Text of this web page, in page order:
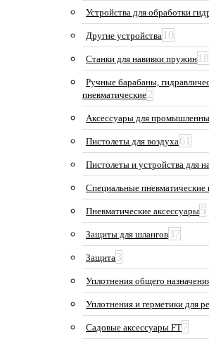
Устройства для обработки
Другие устройства 10
Станки для навивки пружин 18
Ручные барабаны,
пневматические2
Аксессуары для
Пистолеты для воздуха61
Пистолеты и устройства для
Специальные пневматические
Пневматические аксессуары5
Защиты для шлангов37
Защита3
Уплотнения общего
Уплотнения и герметики для
Садовые аксессуары FT7